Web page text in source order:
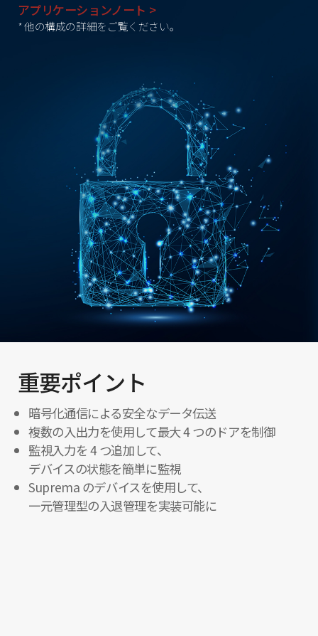
アプリケーションノート >
* 他の構成の詳細をご覧ください。
重要ポイント
暗号化通信による安全なデータ伝送
複数の入出力を使用して最大 4 つのドアを制御
監視入力を 4 つ追加して、
デバイスの状態を簡単に監視
Suprema のデバイスを使用して、
一元管理型の入退管理を実装可能に